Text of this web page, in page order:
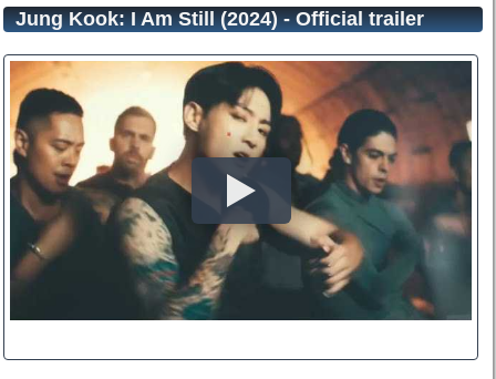
Jung Kook: I Am Still (2024) - Official trailer